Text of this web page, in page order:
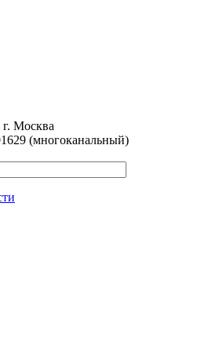
Москва
(многоканальный)